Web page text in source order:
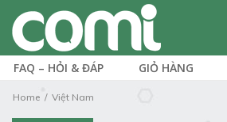
FAQ – HỎI & ĐÁP GIỎ HÀNG
Home Việt Nam